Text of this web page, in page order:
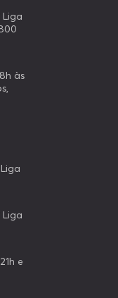
Liga
às
Liga
e